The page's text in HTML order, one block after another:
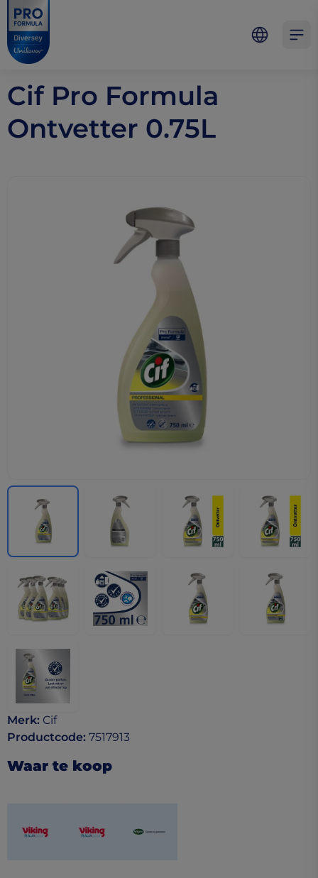
Skip to main content
Skip to navigation
Skip to footer
Pro Formula
Cif Pro Formula
Ontvetter 0.75L
Merk: Cif
Productcode: 7517913
Waar te koop